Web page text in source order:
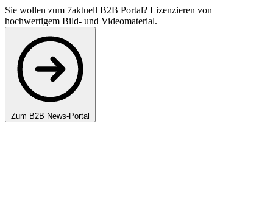
Sie wollen zum 7aktuell B2B Portal? Lizenzieren von
hochwertigem Bild- und Videomaterial.
Zum B2B News-Portal